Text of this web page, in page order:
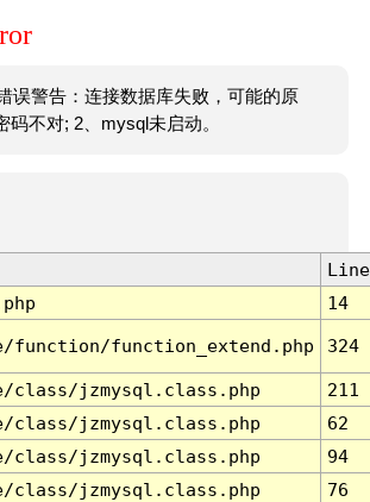
误警告：连接数据库失败，可能的原
码不对; 2、mysql未启动。
Line
14
function/function_extend.php 324
class/jzmysql.class.php
211
class/jzmysql.class.php
62
class/jzmysql.class.php
94
class/jzmysql.class.php 76